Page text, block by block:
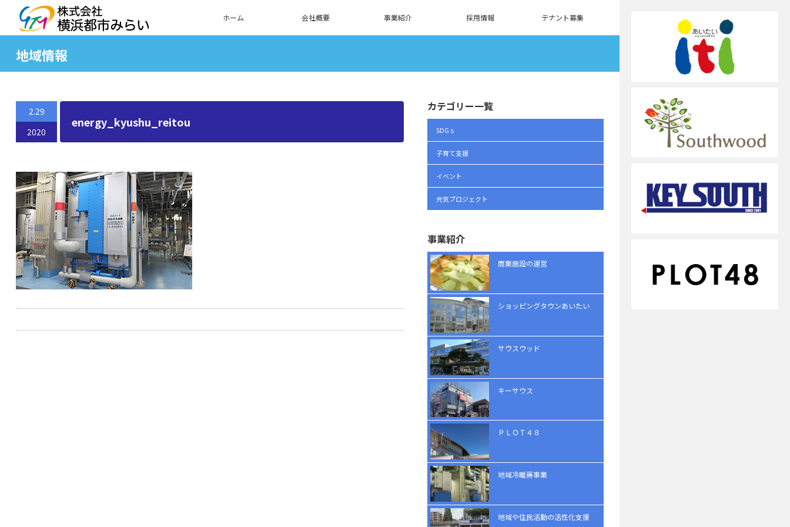
ホーム 会社概要 事業紹介 採用情報 テナント募集
地域情報
2.29
2020
energy_kyushu_reitou
カテゴリー一覧
SDGｓ
子育て支援
イベント
元気プロジェクト
事業紹介
商業施設の運営
ショッピングタウンあいたい
サウスウッド
キーサウス
ＰＬＯＴ４８
地域冷暖房事業
地域や住民活動の活性化支援